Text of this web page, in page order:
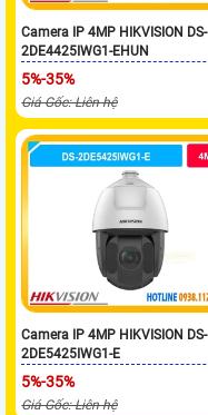
Camera IP 4MP HIKVISION DS-
2DE4425IWG1-EHUN
5%-35%
Giá Gốc: Liên hệ
Camera IP 4MP HIKVISION DS-
2DE5425IWG1-E
5%-35%
Giá Gốc: Liên hệ